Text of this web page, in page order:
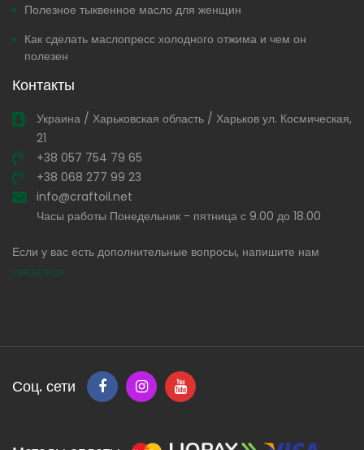
Полезное тыквенное масло для женщин
Как сделать маслопресс холодного отжима и чем он
полезен
Контакты
Украина / Харьковская область / Харьков ул. Космическая,
21
+38 057 754 79 65
+38 068 277 99 23
info@craftoil.net
Часы работы Понедельник - пятница с 9.00 до 18.00
Если у вас есть дополнительные вопросы, напишите нам
связаться
Соц. сети